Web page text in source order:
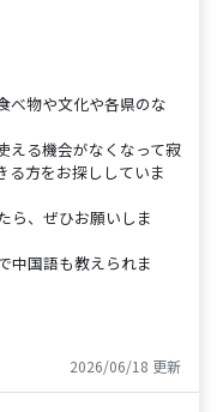
べ物や文化や各県のな
える機会がなくなって寂
る方をお探ししていま
ら、ぜひお願いしま
中国語も教えられま
2026/06/18 更新